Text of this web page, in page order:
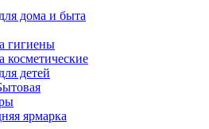
дома и быта
гигиены
косметические
детей
ярмарка